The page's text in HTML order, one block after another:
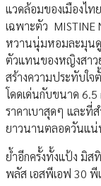
แวดล้อมของเมืองไ
เฉพาะตัว MISTINE
หวานนุ่มหอมละมุนดู
ตัวแทนของหญิงสาว
สร้างความประทับใ
โดดเด่นกับขนาด 6.5
ราคาเบาสุดๆ และ
ยาวนานตลอดวันแ
ย้ำอีกครั้งทั้งแป้ง มิส
พลัส เอสพีเอฟ 30